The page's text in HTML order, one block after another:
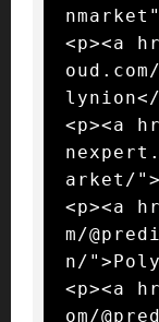
<p><a
lynion</
<p><a
arket/
<p><a
m/
n/
<p><a
om/